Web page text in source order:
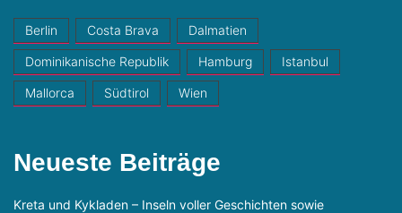
Berlin Costa Brava Dalmatien
Dominikanische Republik Hamburg Istanbul
Mallorca Südtirol Wien
Neueste Beiträge
Kreta und Kykladen – Inseln voller Geschichten sowie